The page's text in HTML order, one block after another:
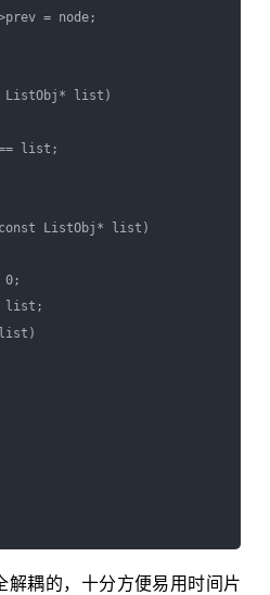
= node;
ListObj* list)
list;
ListObj* list)
0;
list;
list)
解耦的，十分方便易用时间片